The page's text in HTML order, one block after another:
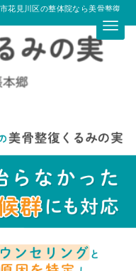
花見川区の整体院なら美骨整復